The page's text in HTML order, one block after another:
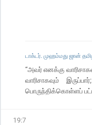
டாக்டர். முஹம்மது ஜான்
“அவர் எனக்கு
வாரிசாகவும்
பொருந்திக்கொள்ளப்
19:7